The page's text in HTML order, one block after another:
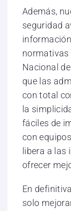
Además,
seguridad
normativas
Nacional
que las
con total
la
fáciles de
con
libera a las
ofrecer
En
solo